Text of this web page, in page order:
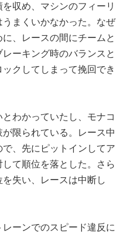
収め、マシンのフィーリ
まくいかなかった。なぜ
、レースの間にチームと
ーキング時のバランスと
クしてしまって挽回でき
とわかっていたし、モナコ
限られている。レース中
、先にピットインしてア
て順位を落とした。さら
失い、レースは中断し
レーンでのスピード違反に